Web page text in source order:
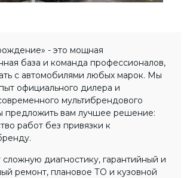
- это мощная
база и команда профессионалов,
с автомобилями любых марок. Мы
официального дилера и
мультибрендового
предложить вам лучшее решение:
работ без привязки к
диагностику, гарантийный и
ремонт, плановое ТО и кузовной